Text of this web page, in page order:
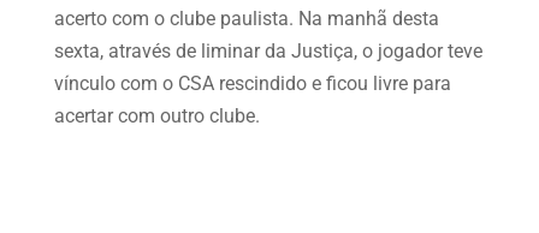
acerto com o clube paulista. Na manhã desta
sexta, através de liminar da Justiça, o jogador teve
vínculo com o CSA rescindido e ficou livre para
acertar com outro clube.